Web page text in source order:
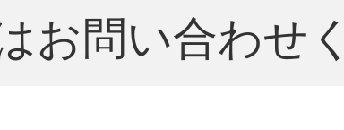
お問い合わせ